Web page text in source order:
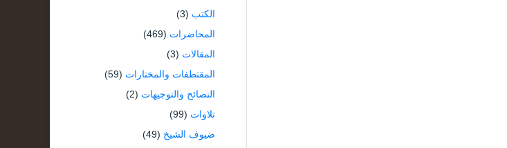
الكتب (3)
المحاضرات (469)
المقالات (3)
المقتطفات والمختارات (59)
النصائح والتوجيهات (2)
تلاوات (99)
ضيوف الشيخ (49)